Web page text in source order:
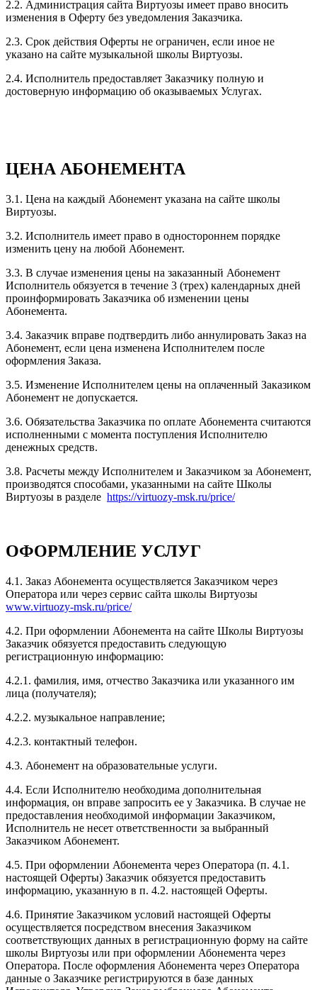
2.2. Администрация сайта Виртуозы имеет право вносить
изменения в Оферту без уведомления Заказчика.
2.3. Срок действия Оферты не ограничен, если иное не
указано на сайте музыкальной школы Виртуозы.
2.4. Исполнитель предоставляет Заказчику полную и
достоверную информацию об оказываемых Услугах.
ЦЕНА АБОНЕМЕНТА
3.1. Цена на каждый Абонемент указана на сайте школы
Виртуозы.
3.2. Исполнитель имеет право в одностороннем порядке
изменить цену на любой Абонемент.
3.3. В случае изменения цены на заказанный Абонемент
Исполнитель обязуется в течение 3 (трех) календарных дней
проинформировать Заказчика об изменении цены
Абонемента.
3.4. Заказчик вправе подтвердить либо аннулировать Заказ на
Абонемент, если цена изменена Исполнителем после
оформления Заказа.
3.5. Изменение Исполнителем цены на оплаченный Заказиком
Абонемент не допускается.
3.6. Обязательства Заказчика по оплате Абонемента считаются
исполненными с момента поступления Исполнителю
денежных средств.
3.8. Расчеты между Исполнителем и Заказчиком за Абонемент,
производятся способами, указанными на сайте Школы
Виртуозы в разделе https://virtuozy-msk.ru/price/
ОФОРМЛЕНИЕ УСЛУГ
4.1. Заказ Абонемента осуществляется Заказчиком через
Оператора или через сервис сайта школы Виртуозы
www.virtuozy-msk.ru/price/
4.2. При оформлении Абонемента на сайте Школы Виртуозы
Заказчик обязуется предоставить следующую
регистрационную информацию:
4.2.1. фамилия, имя, отчество Заказчика или указанного им
лица (получателя);
4.2.2. музыкальное направление;
4.2.3. контактный телефон.
4.3. Абонемент на образовательные услуги.
4.4. Если Исполнителю необходима дополнительная
информация, он вправе запросить ее у Заказчика. В случае не
предоставления необходимой информации Заказчиком,
Исполнитель не несет ответственности за выбранный
Заказчиком Абонемент.
4.5. При оформлении Абонемента через Оператора (п. 4.1.
настоящей Оферты) Заказчик обязуется предоставить
информацию, указанную в п. 4.2. настоящей Оферты.
4.6. Принятие Заказчиком условий настоящей Оферты
осуществляется посредством внесения Заказчиком
соответствующих данных в регистрационную форму на сайте
школы Виртуозы или при оформлении Абонемента через
Оператора. После оформления Абонемента через Оператора
данные о Заказчике регистрируются в базе данных